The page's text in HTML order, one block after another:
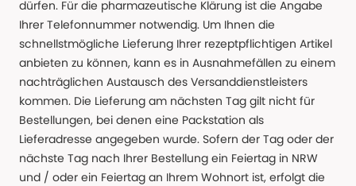
dürfen. Für die pharmazeutische Klärung ist die Angabe
Ihrer Telefonnummer notwendig. Um Ihnen die
schnellstmögliche Lieferung Ihrer rezeptpflichtigen Artikel
anbieten zu können, kann es in Ausnahmefällen zu einem
nachträglichen Austausch des Versanddienstleisters
kommen. Die Lieferung am nächsten Tag gilt nicht für
Bestellungen, bei denen eine Packstation als
Lieferadresse angegeben wurde. Sofern der Tag oder der
nächste Tag nach Ihrer Bestellung ein Feiertag in NRW
und / oder ein Feiertag an Ihrem Wohnort ist, erfolgt die